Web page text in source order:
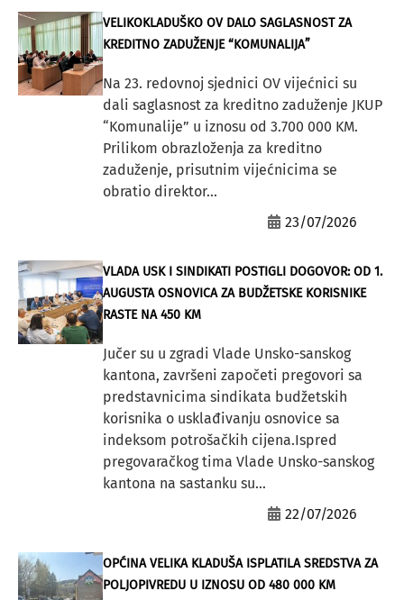
VELIKOKLADUŠKO OV DALO SAGLASNOST ZA
KREDITNO ZADUŽENJE “KOMUNALIJA”
Na 23. redovnoj sjednici OV vijećnici su
dali saglasnost za kreditno zaduženje JKUP
“Komunalije” u iznosu od 3.700 000 KM.
Prilikom obrazloženja za kreditno
zaduženje, prisutnim vijećnicima se
obratio direktor...
23/07/2026
VLADA USK I SINDIKATI POSTIGLI DOGOVOR: OD 1.
AUGUSTA OSNOVICA ZA BUDŽETSKE KORISNIKE
RASTE NA 450 KM
Jučer su u zgradi Vlade Unsko-sanskog
kantona, završeni započeti pregovori sa
predstavnicima sindikata budžetskih
korisnika o usklađivanju osnovice sa
indeksom potrošačkih cijena.Ispred
pregovaračkog tima Vlade Unsko-sanskog
kantona na sastanku su...
22/07/2026
OPĆINA VELIKA KLADUŠA ISPLATILA SREDSTVA ZA
POLJOPIVREDU U IZNOSU OD 480 000 KM